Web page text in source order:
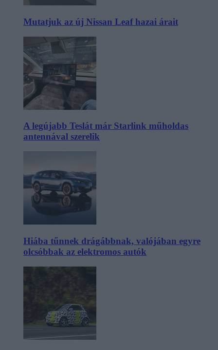
Mutatjuk az új Nissan Leaf hazai árait
A legújabb Teslát már Starlink műholdas
antennával szerelik
Hiába tűnnek drágábbnak, valójában egyre
olcsóbbak az elektromos autók